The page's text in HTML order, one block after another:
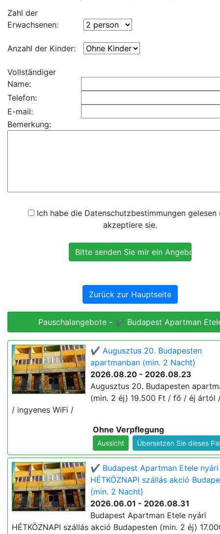
Zahl der
Erwachsenen:
Anzahl der Kinder:
Vollständiger
Name:
Telefon:
E-mail:
Bemerkung:
Ich habe die Datenschutzbestimmungen gelesen
akzeptiere sie.
Zurück zur Hauptseite
Pauschalangebote - ✔️ Budapest Apartman
✔️ Augusztus 20. Budapesten
apartmanban (min. 2 Nacht)
2026.08.20 - 2026.08.23
Augusztus 20. Budapesten
(min. 2 éj) 19.500 Ft / fő / éj ártól
/ ingyenes WiFi /
Ohne Verpflegung
Aussicht Übersetzen Sie dieses
✔️ Budapest Apartman Etele nyári
HÉTKÖZNAPI szállás akció
(min. 2 Nacht)
2026.06.01 - 2026.08.31
Budapest Apartman Etele nyári
HÉTKÖZNAPI szállás akció Budapesten (min. 2 éj)